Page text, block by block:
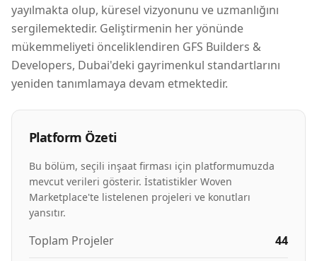
yayılmakta olup, küresel vizyonunu ve uzmanlığını
sergilemektedir. Geliştirmenin her yönünde
mükemmeliyeti önceliklendiren GFS Builders &
Developers, Dubai'deki gayrimenkul standartlarını
yeniden tanımlamaya devam etmektedir.
Platform Özeti
Bu bölüm, seçili inşaat firması için platformumuzda
mevcut verileri gösterir. İstatistikler Woven
Marketplace'te listelenen projeleri ve konutları
yansıtır.
Toplam Projeler 44